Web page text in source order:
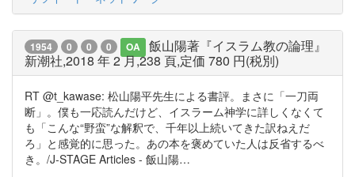
1954 0 0 0 OA
飯山陽著『イスラム教の論理』
新潮社,2018 年 2 月,238 頁,定価 780 円(税別)
RT @t_kawase: 松山陽平先生による書評。まさに「一刀両
断」。僕も一応読んだけど、イスラーム神学に詳しくなくて
も「こんな“野蛮”な解釈で、千年以上続いてきた訳ねえだ
ろ」と感覚的に思った。あの本を褒めていた人は反省するべ
き。/J-STAGE Articles - 飯山陽…